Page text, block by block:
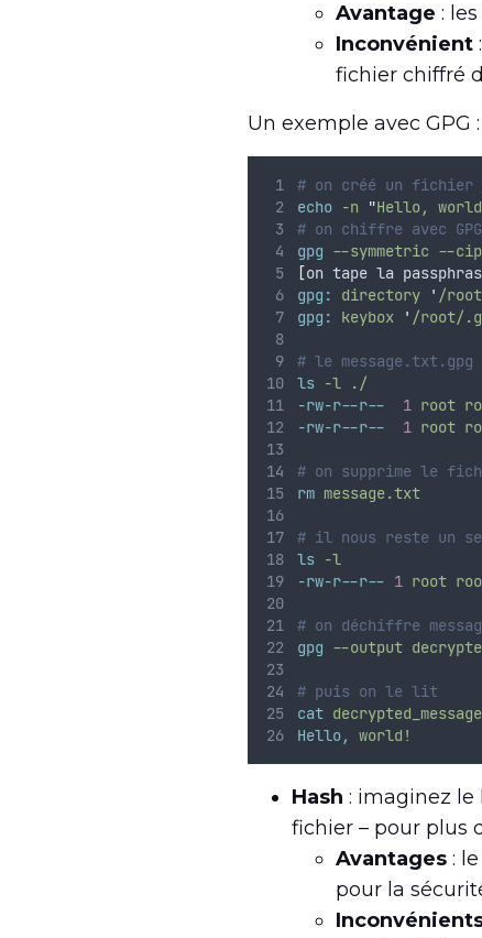
Avantage :
Inconvénient
fichier chiffré
Un exemple avec GPG
# on créé un fichier
echo -n "Hello,
# on chiffre avec GPG
gpg --symmetric --
[on tape la
gpg:
directory ' /
gpg:
keybox ' /root/
# le message.txt.gpg
ls -l
./
-rw-r--r--
1 root
-rw-r--r--
1 root
# on supprime le
rm message.txt
# il nous reste un
ls -l
-rw-r--r-- 1 root
# on déchiffre
gpg --output
# puis on le lit
cat
Hello,
world!
Hash : imaginez
fichier – pour plus
Avantages :
pour la